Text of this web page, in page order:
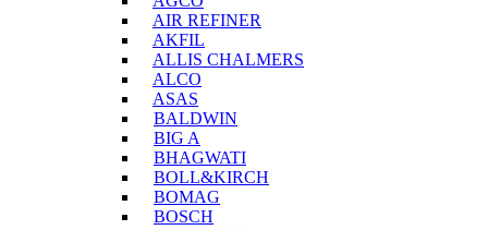
AIR REFINER
AKFIL
ALLIS CHALMERS
ALCO
ASAS
BALDWIN
BIG A
BHAGWATI
BOLL&KIRCH
BOMAG
BOSCH